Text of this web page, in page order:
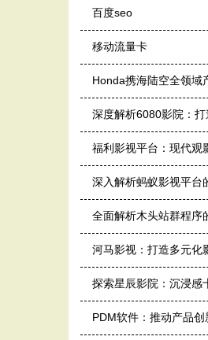
百度seo
移动流量卡
Honda携海陆空全领域
深度解析6080影院：
福利影视平台：现代观
深入解析蚂蚁影视平台
全面解析木头站群程序
河马影视：打造多元化
探索星辰影院：沉浸感
PDM软件：推动产品